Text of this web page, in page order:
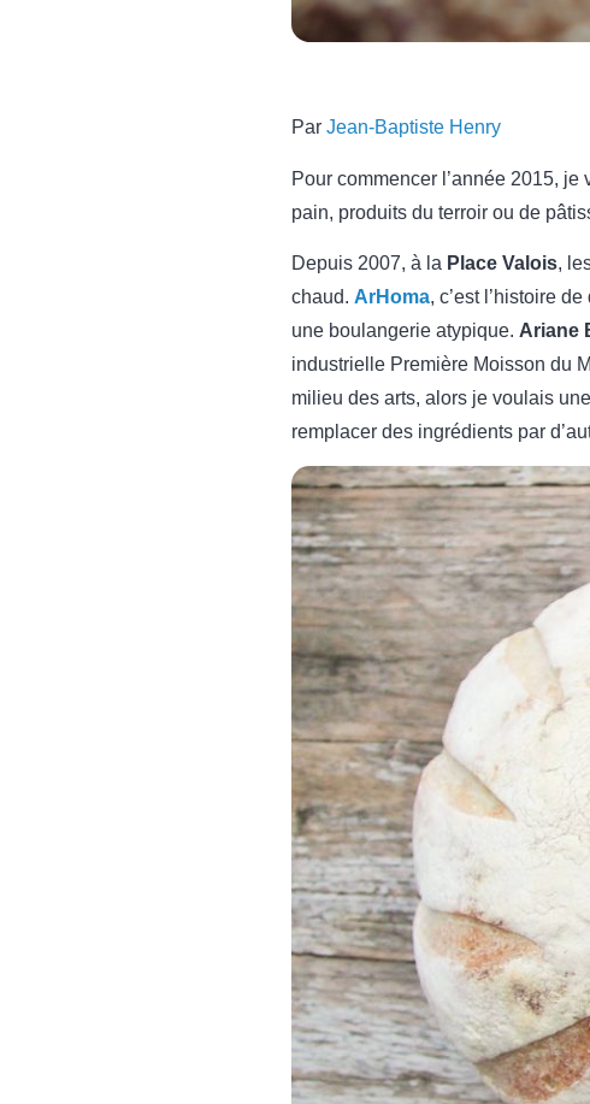
Par Jean-Baptiste Henry
Pour commencer l’année 2015,
pain, produits du terroir ou de
Depuis 2007, à la Place Valois,
chaud. ArHoma, c’est l’histoire
une boulangerie atypique. Ariane
industrielle Première Moisson du
milieu des arts, alors je voulais
remplacer des ingrédients par